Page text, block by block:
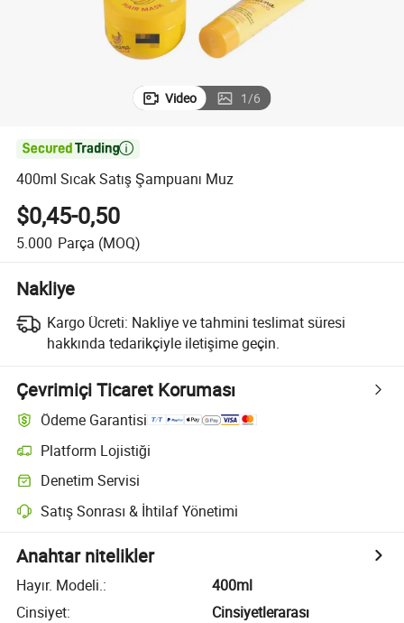
Video 1/6

400ml Sıcak Satış Şampuanı Muz
$0,45-0,50
5.000 Parça (MOQ)
Nakliye
Kargo Ücreti: Nakliye ve tahmini teslimat süresi
hakkında tedarikçiyle iletişime geçin.
Çevrimiçi Ticaret Koruması
Ödeme Garantisi
Platform Lojistiği
Denetim Servisi
Satış Sonrası & İhtilaf Yönetimi
Anahtar nitelikler
Hayır. Modeli.:
400ml
Cinsiyet:
Cinsiyetlerarası